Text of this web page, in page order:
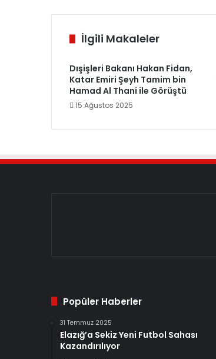
İlgili Makaleler
Dışişleri Bakanı Hakan Fidan,
Katar Emiri Şeyh Tamim bin
Hamad Al Thani ile Görüştü
15 Ağustos 2025
Popüler Haberler
31 Temmuz 2025
Elazığ’a Sekiz Yeni Futbol Sahası
Kazandırılıyor